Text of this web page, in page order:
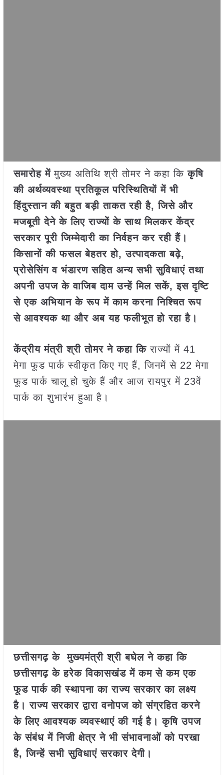
समारोह मेंमुख्य अतिथि श्री तोमर ने कहा किकृषि
की अर्थव्यवस्था प्रतिकूल परिस्थितियों में भी
हिंदुस्तान की बहुत बड़ी ताकत रही है, जिसे और
मजबूती देने के लिए राज्यों के साथ मिलकर केंद्र
सरकार पूरी जिम्मेदारी का निर्वहन कर रही हैं।
किसानों की फसल बेहतर हो, उत्पादकता बढ़े,
प्रोसेसिंग व भंडारण सहित अन्य सभी सुविधाएं तथा
अपनी उपज के वाजिब दाम उन्हें मिल सकें, इस दृष्टि
से एक अभियान के रूप में काम करना निश्चित रूप
से आवश्यक था और अब यह फलीभूत हो रहा है।
केंद्रीय मंत्री श्री तोमर ने कहा किराज्यों में 41
मेगा फूड पार्क स्वीकृत किए गए हैं, जिनमें से 22 मेगा
फूड पार्क चालू हो चुके हैं और आज रायपुर में 23वें
पार्क का शुभारंभ हुआ है।
छत्तीसगढ़ के मुख्यमंत्री श्री बघेल ने कहा कि
छत्तीसगढ़ के हरेक विकासखंड में कम से कम एक
फूड पार्क की स्थापना का राज्य सरकार का लक्ष्य
है। राज्य सरकार द्वारा वनोपज को संग्रहित करने
के लिए आवश्यक व्यवस्थाएं की गई है। कृषि उपज
के संबंध में निजी क्षेत्र ने भी संभावनाओं को परखा
है, जिन्हें सभी सुविधाएं सरकार देगी।